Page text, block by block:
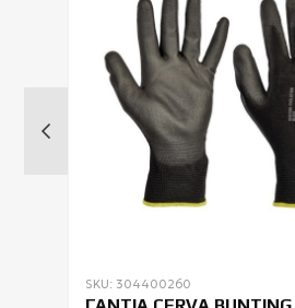
SKU: 304400260